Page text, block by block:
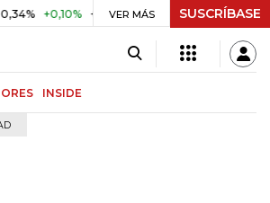
+0,98% UVR $ 416,86 +$ 0,05 +0,01%
VER MÁS SUSCRÍBASE
INSIDE